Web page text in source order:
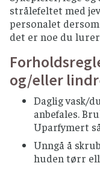
strålefeltet med
personalet
det er noe du
og/eller
Daglig vask/
anbefales.
Uparfymert
Unngå å
huden tørr